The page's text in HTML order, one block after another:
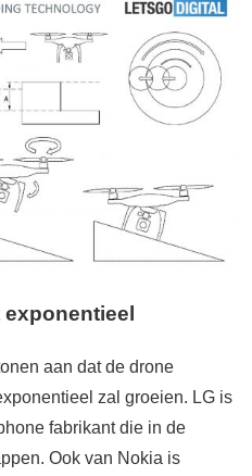
aan dat de drone
zal groeien. LG is
fabrikant die in de
Ook van Nokia is